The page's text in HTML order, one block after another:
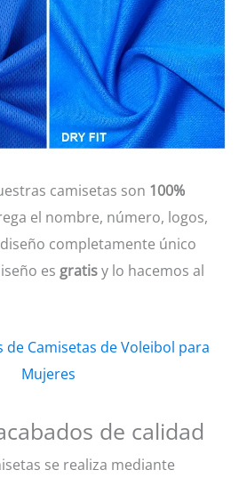
camisetas son 100%
el nombre, número, logos,
completamente único
es gratisy lo hacemos al
Camisetas de Voleibol para
Mujeres
de calidad
se realiza mediante